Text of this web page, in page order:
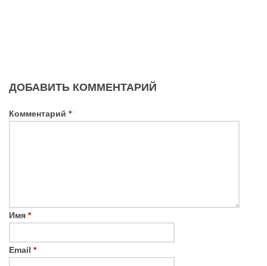
ДОБАВИТЬ КОММЕНТАРИЙ
Комментарий *
Имя *
Email *